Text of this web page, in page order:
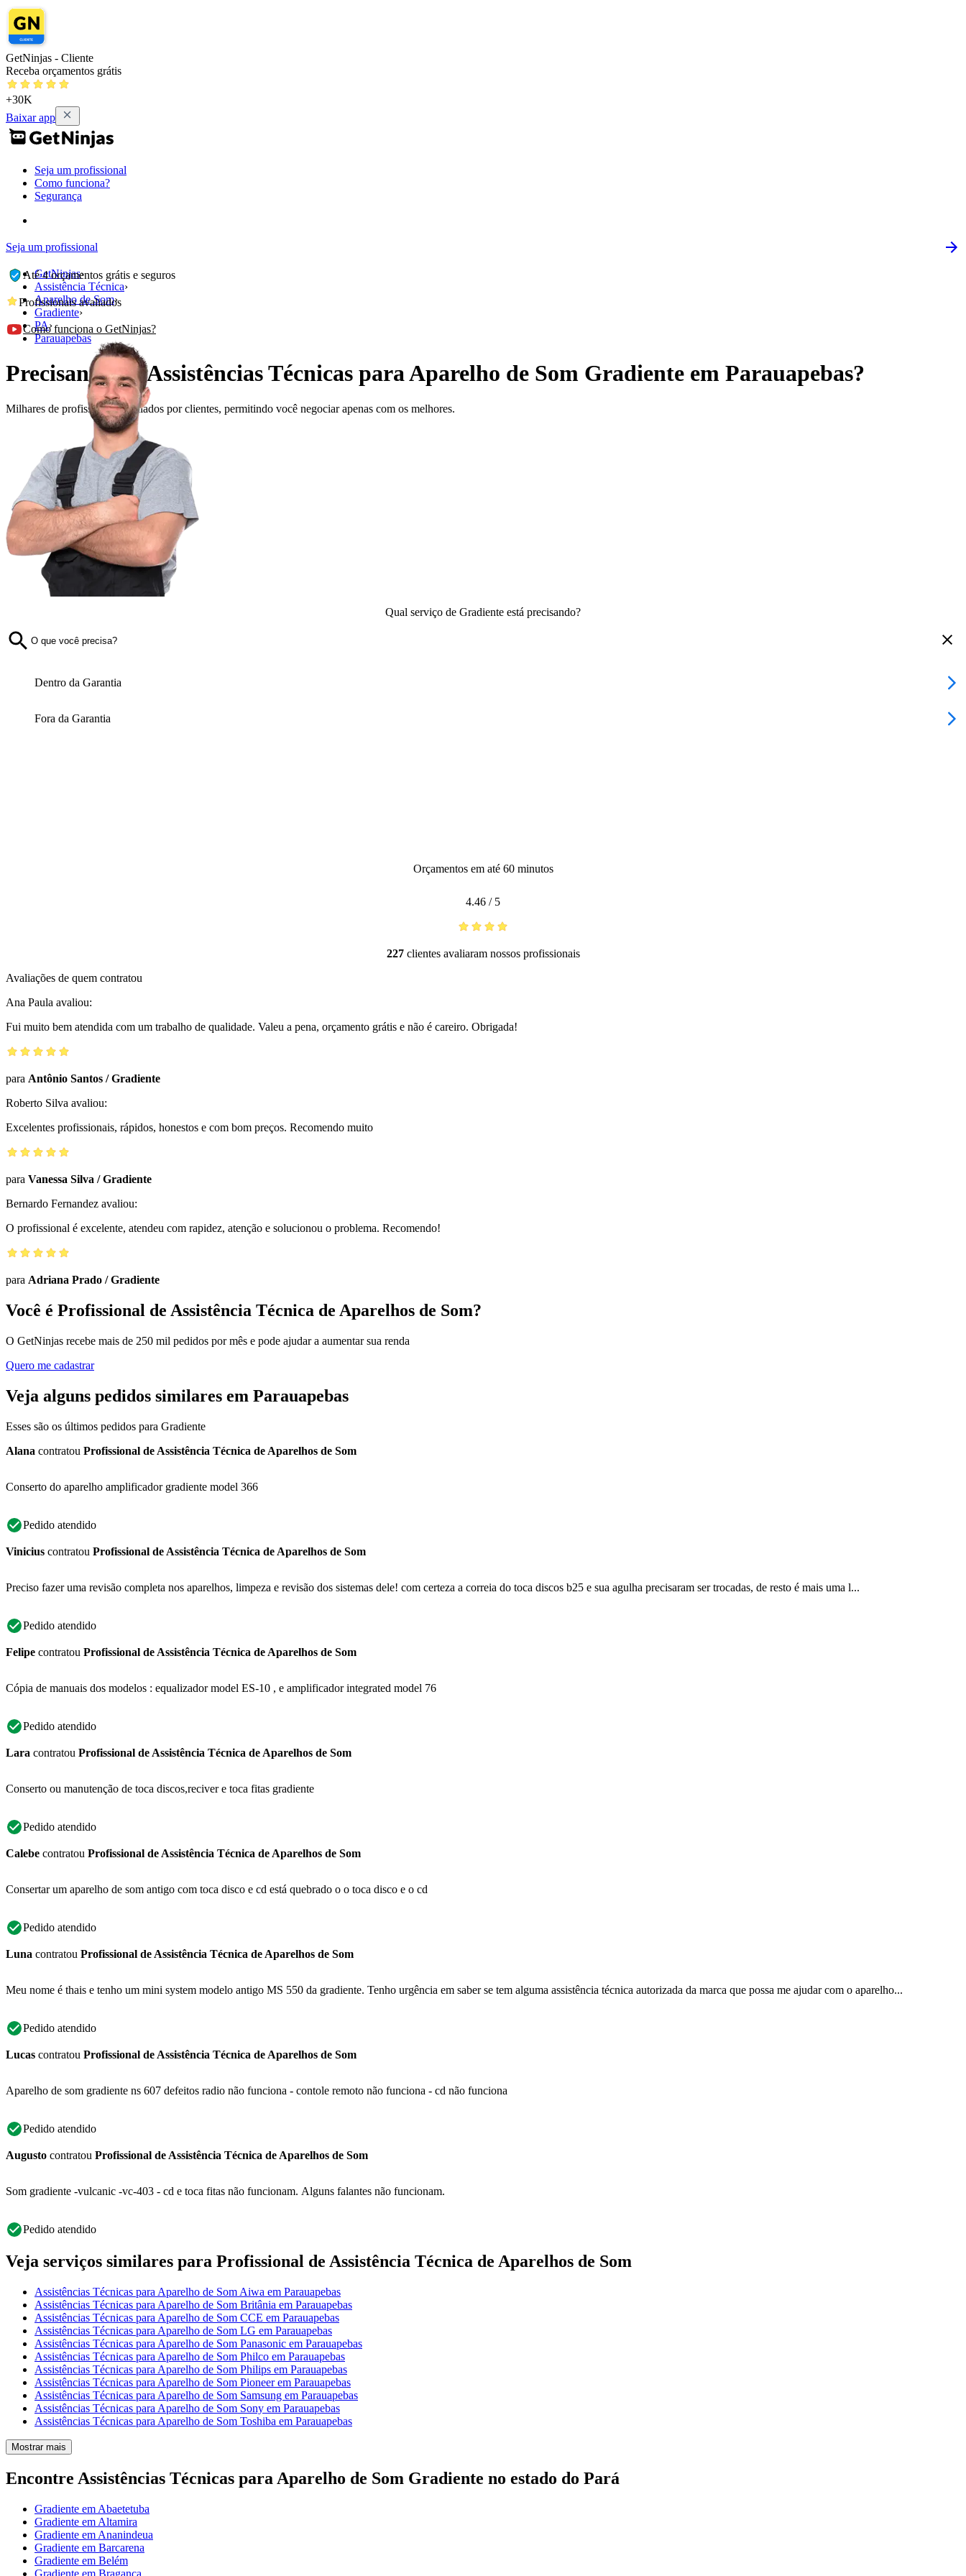
GetNinjas - Cliente
Receba orçamentos grátis
+30K
Baixar app
Seja um profissional
Como funciona?
Segurança
Seja um profissional
GetNinjas›
Assistência Técnica›
Aparelho de Som›
Gradiente›
PA›
Parauapebas
Precisando de Assistências Técnicas para Aparelho de Som Gradiente em Parauapebas?
Milhares de profissionais avaliados por clientes, permitindo você negociar apenas com os melhores.
Até 4 orçamentos grátis e seguros
Profissionais avaliados
Como funciona o GetNinjas?
Qual serviço de Gradiente está precisando?
Dentro da Garantia
Fora da Garantia
Orçamentos em até 60 minutos
4.46 / 5
227clientes avaliaram nossos profissionais
Avaliações de quem contratou
Ana Paula avaliou:
Fui muito bem atendida com um trabalho de qualidade. Valeu a pena, orçamento grátis e não é careiro. Obrigada!
para Antônio Santos /Gradiente
Roberto Silva avaliou:
Excelentes profissionais, rápidos, honestos e com bom preços. Recomendo muito
para Vanessa Silva /Gradiente
Bernardo Fernandez avaliou:
O profissional é excelente, atendeu com rapidez, atenção e solucionou o problema. Recomendo!
para Adriana Prado /Gradiente
Você é Profissional de Assistência Técnica de Aparelhos de Som?
O GetNinjas recebe mais de 250 mil pedidos por mês e pode ajudar a aumentar sua renda
Quero me cadastrar
Veja alguns pedidos similares em Parauapebas
Esses são os últimos pedidos para Gradiente
Alana contratou Profissional de Assistência Técnica de Aparelhos de Som
Conserto do aparelho amplificador gradiente model 366
Pedido atendido
Vinicius contratou Profissional de Assistência Técnica de Aparelhos de Som
Preciso fazer uma revisão completa nos aparelhos, limpeza e revisão dos sistemas dele! com certeza a correia do toca discos b25 e sua agulha precisaram ser trocadas, de resto é mais uma l...
Pedido atendido
Felipe contratou Profissional de Assistência Técnica de Aparelhos de Som
Cópia de manuais dos modelos : equalizador model ES-10 , e amplificador integrated model 76
Pedido atendido
Lara contratou Profissional de Assistência Técnica de Aparelhos de Som
Conserto ou manutenção de toca discos,reciver e toca fitas gradiente
Pedido atendido
Calebe contratou Profissional de Assistência Técnica de Aparelhos de Som
Consertar um aparelho de som antigo com toca disco e cd está quebrado o o toca disco e o cd
Pedido atendido
Luna contratou Profissional de Assistência Técnica de Aparelhos de Som
Meu nome é thais e tenho um mini system modelo antigo MS 550 da gradiente. Tenho urgência em saber se tem alguma assistência técnica autorizada da marca que possa me ajudar com o aparelho...
Pedido atendido
Lucas contratou Profissional de Assistência Técnica de Aparelhos de Som
Aparelho de som gradiente ns 607 defeitos radio não funciona - contole remoto não funciona - cd não funciona
Pedido atendido
Augusto contratou Profissional de Assistência Técnica de Aparelhos de Som
Som gradiente -vulcanic -vc-403 - cd e toca fitas não funcionam. Alguns falantes não funcionam.
Pedido atendido
Veja serviços similares para Profissional de Assistência Técnica de Aparelhos de Som
Assistências Técnicas para Aparelho de Som Aiwa em Parauapebas
Assistências Técnicas para Aparelho de Som Britânia em Parauapebas
Assistências Técnicas para Aparelho de Som CCE em Parauapebas
Assistências Técnicas para Aparelho de Som LG em Parauapebas
Assistências Técnicas para Aparelho de Som Panasonic em Parauapebas
Assistências Técnicas para Aparelho de Som Philco em Parauapebas
Assistências Técnicas para Aparelho de Som Philips em Parauapebas
Assistências Técnicas para Aparelho de Som Pioneer em Parauapebas
Assistências Técnicas para Aparelho de Som Samsung em Parauapebas
Assistências Técnicas para Aparelho de Som Sony em Parauapebas
Assistências Técnicas para Aparelho de Som Toshiba em Parauapebas
Mostrar mais
Encontre Assistências Técnicas para Aparelho de Som Gradiente no estado do Pará
Gradiente em Abaetetuba
Gradiente em Altamira
Gradiente em Ananindeua
Gradiente em Barcarena
Gradiente em Belém